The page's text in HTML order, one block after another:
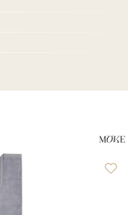
4.48 von 5 Sternen